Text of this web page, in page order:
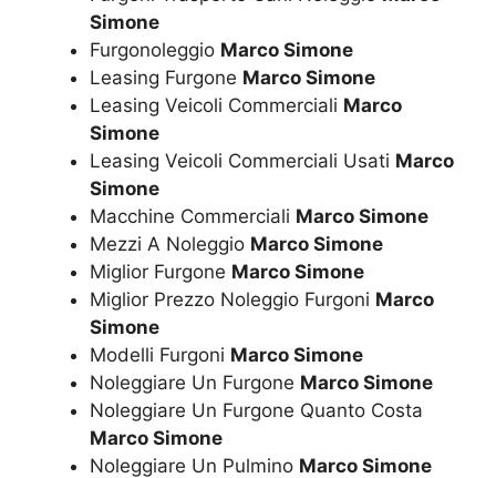
Simone
Furgonoleggio Marco Simone
Leasing Furgone Marco Simone
Leasing Veicoli Commerciali Marco
Simone
Leasing Veicoli Commerciali Usati Marco
Simone
Macchine Commerciali Marco Simone
Mezzi A Noleggio Marco Simone
Miglior Furgone Marco Simone
Miglior Prezzo Noleggio Furgoni Marco
Simone
Modelli Furgoni Marco Simone
Noleggiare Un Furgone Marco Simone
Noleggiare Un Furgone Quanto Costa
Marco Simone
Noleggiare Un Pulmino Marco Simone